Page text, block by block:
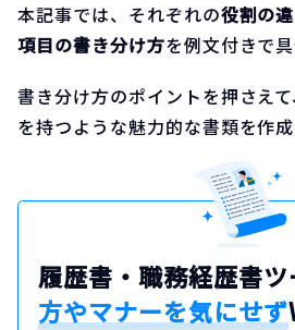
本記事では、それぞれの役割の
項目の書き分け方を例文付きで
書き分け方のポイントを押さえ
を持つような魅力的な書類を作成
履歴書・職務経歴書ツ
方やマナーを気にせず